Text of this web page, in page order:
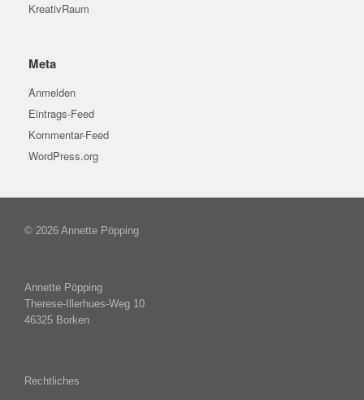
KreativRaum
Meta
Anmelden
Eintrags-Feed
Kommentar-Feed
WordPress.org
© 2026 Annette Pöpping
Annette Pöpping
Therese-Illerhues-Weg 10
46325 Borken
Rechtliches